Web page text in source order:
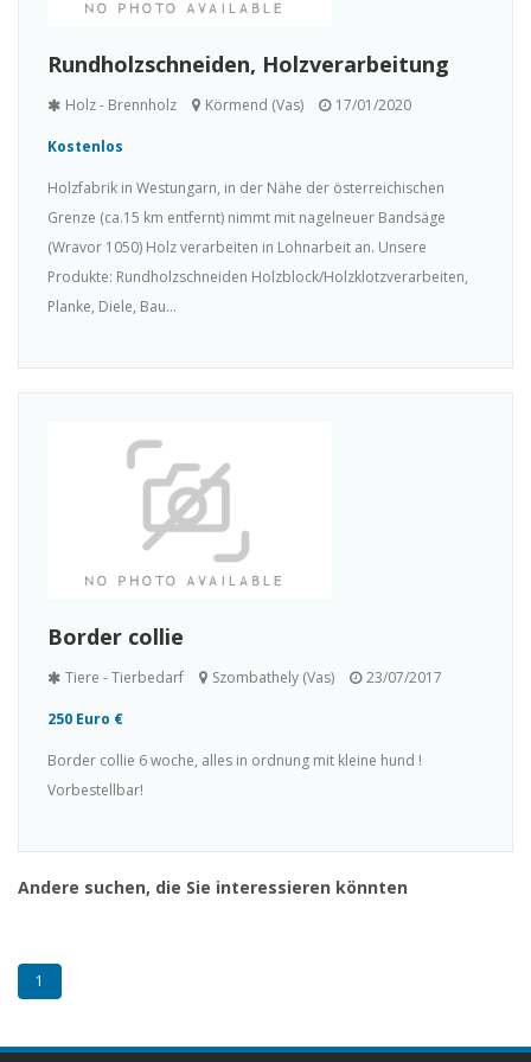
Rundholzschneiden, Holzverarbeitung
Holz - Brennholz Körmend (Vas) 17/01/2020
Kostenlos
Holzfabrik in Westungarn, in der Nähe der österreichischen
Grenze (ca.15 km entfernt) nimmt mit nagelneuer Bandsäge
(Wravor 1050) Holz verarbeiten in Lohnarbeit an. Unsere
Produkte: Rundholzschneiden Holzblock/Holzklotzverarbeiten,
Planke, Diele, Bau...
Border collie
Tiere - Tierbedarf Szombathely (Vas) 23/07/2017
250 Euro €
Border collie 6 woche, alles in ordnung mit kleine hund !
Vorbestellbar!
Andere suchen, die Sie interessieren könnten
1